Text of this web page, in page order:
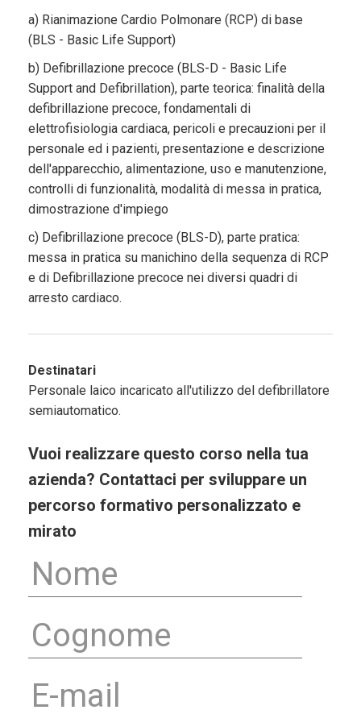
a) Rianimazione Cardio Polmonare (RCP) di base
(BLS - Basic Life Support)
b) Defibrillazione precoce (BLS-D - Basic Life
Support and Defibrillation), parte teorica: finalità della
defibrillazione precoce, fondamentali di
elettrofisiologia cardiaca, pericoli e precauzioni per il
personale ed i pazienti, presentazione e descrizione
dell'apparecchio, alimentazione, uso e manutenzione,
controlli di funzionalità, modalità di messa in pratica,
dimostrazione d'impiego
c) Defibrillazione precoce (BLS-D), parte pratica:
messa in pratica su manichino della sequenza di RCP
e di Defibrillazione precoce nei diversi quadri di
arresto cardiaco.
Destinatari
Personale laico incaricato all'utilizzo del defibrillatore
semiautomatico.
Vuoi realizzare questo corso nella tua
azienda? Contattaci per sviluppare un
percorso formativo personalizzato e
mirato